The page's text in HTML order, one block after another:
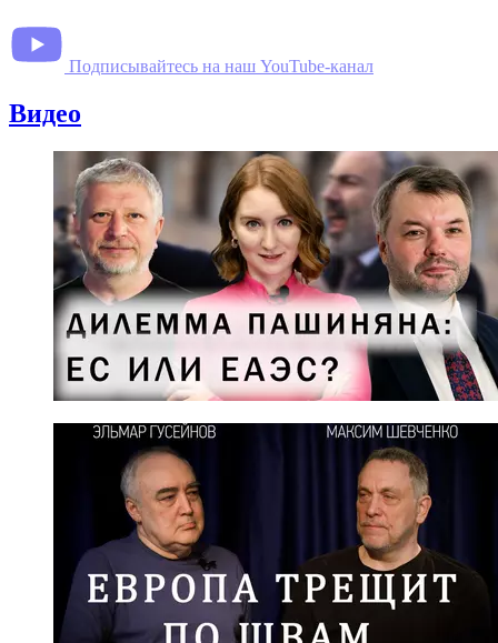
Подписывайтесь на наш YouTube-канал
Видео